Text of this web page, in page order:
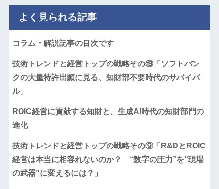
よく見られる記事
コラム・解説記事の目次です
技術トレンドと経営トップの戦略その⑲「ソフトバン
クの大量特許出願に見る、知財部不要時代のサバイバ
ル」
ROIC経営に貢献する知財と、生成AI時代の知財部門の
進化
技術トレンドと経営トップの戦略その⑨「R&DとROIC
経営は本当に相容れないのか？ “数字の圧力”を“現場
の武器”に変えるには？」